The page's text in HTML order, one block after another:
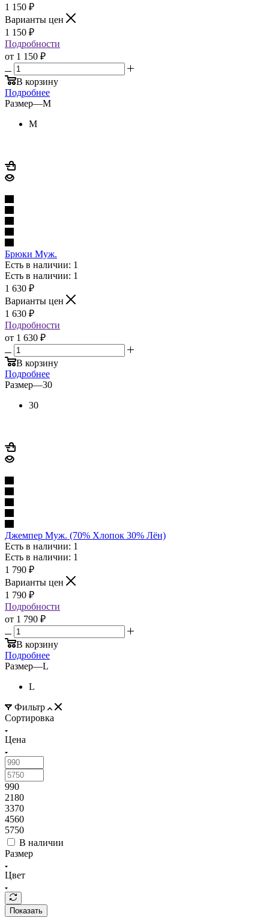
1 150 ₽
Варианты цен
1 150 ₽
Подробности
от 1 150 ₽
В корзину
Подробнее
Размер—M
M
Брюки Муж.
Есть в наличии: 1
Есть в наличии: 1
1 630 ₽
Варианты цен
1 630 ₽
Подробности
от 1 630 ₽
В корзину
Подробнее
Размер—30
30
Джемпер Муж. (70% Хлопок 30% Лён)
Есть в наличии: 1
Есть в наличии: 1
1 790 ₽
Варианты цен
1 790 ₽
Подробности
от 1 790 ₽
В корзину
Подробнее
Размер—L
L
Фильтр
Сортировка
Цена
990
2180
3370
4560
5750
В наличии
Размер
Цвет
Показать